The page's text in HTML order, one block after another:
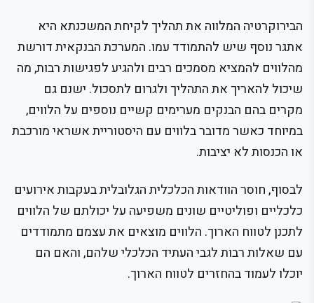
הבירוקרטיה המלווה את תהליך לקיחת המשכנתא היא
אתגר נוסף שיש להתמודד עמו. המערכת הבנקאית דורשת
מהלווים להמציא מסמכים רבים ולהגיע לפגישות רבות, מה
שיכול להאריך את התהליך ולגרום לתסכול. ישנם גם
מקרים בהם הבנקים מערימים קשיים נוספים על הלווים,
במיוחד כאשר מדובר בלווים עם היסטוריית אשראי מורכבת
או הכנסות לא יציבות.
לבסוף, חוסר הוודאות הכלכלית הגלובלית בעקבות אירועים
כלכליים ופוליטיים שונים משפיעה על יכולתם של הלווים
לתכנן לטווח הארוך. הלווים מוצאים את עצמם מתמודדים
עם שאלות רבות לגבי העתיד הכלכלי שלהם, והאם הם
יוכלו לעמוד בהחזרים לטווח הארוך.